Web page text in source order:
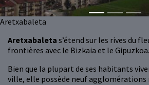
Aretxabaleta s’étend sur les rives du
frontières avec le Bizkaia et le Gipuzkoa.
Bien que la plupart de ses habitants
ville, elle possède neuf agglomérations
Aretxabaleta